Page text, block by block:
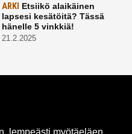
ARKI Etsiikö alaikäinen
lapsesi kesätöitä? Tässä
hänelle 5 vinkkiä!
21.2.2025